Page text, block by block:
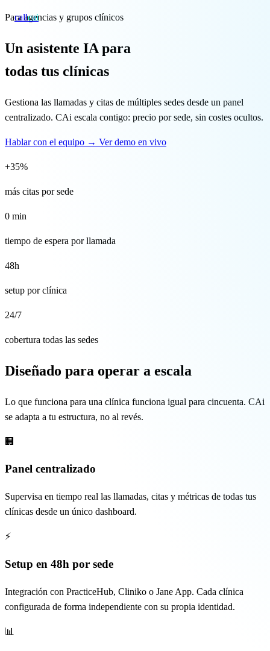
callcai
Blog
Precios
🇬🇧 EN
Para agencias y grupos clínicos
Un asistente IA para
todas tus clínicas
Gestiona las llamadas y citas de múltiples sedes desde un panel
centralizado. CAi escala contigo: precio por sede, sin costes ocultos.
Hablar con el equipo → Ver demo en vivo
+35%
más citas por sede
0 min
tiempo de espera por llamada
48h
setup por clínica
24/7
cobertura todas las sedes
Diseñado para operar a escala
Lo que funciona para una clínica funciona igual para cincuenta. CAi
se adapta a tu estructura, no al revés.
🏢
Panel centralizado
Supervisa en tiempo real las llamadas, citas y métricas de todas tus
clínicas desde un único dashboard.
⚡
Setup en 48h por sede
Integración con PracticeHub, Cliniko o Jane App. Cada clínica
configurada de forma independiente con su propia identidad.
📊